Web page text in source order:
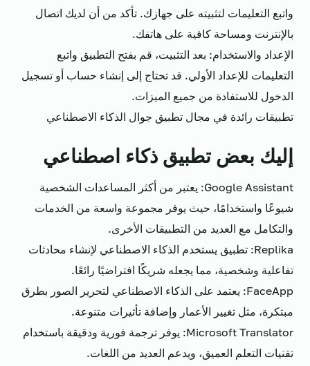
واتبع التعليمات لتثبيته على جهازك. تأكد من أن لديك اتصال
بالإنترنت ومساحة كافية على هاتفك.
الإعداد والاستخدام: بعد التثبيت، قم بفتح التطبيق واتبع
التعليمات للإعداد الأولي. قد تحتاج إلى إنشاء حساب أو تسجيل
الدخول للاستفادة من جميع الميزات.
تطبيقات رائدة في مجال تطبيق جوال الذكاء الاصطناعي
إليك بعض تطبيق ذكاء اصطناعي
Google Assistant: يعتبر من أكثر المساعدات الشخصية
شيوعًا واستخدامًا، حيث يوفر مجموعة واسعة من الخدمات
والتكامل مع العديد من التطبيقات الأخرى.
Replika: تطبيق يستخدم الذكاء الاصطناعي لإنشاء محادثات
تفاعلية وشخصية، مما يجعله شريكًا افتراضيًا رائعًا.
FaceApp: يعتمد على الذكاء الاصطناعي لتحرير الصور بطرق
مبتكرة، مثل تغيير الأعمار وإضافة تأثيرات متنوعة.
Microsoft Translator: يوفر ترجمة فورية ودقيقة باستخدام
تقنيات التعلم العميق، ويدعم العديد من اللغات.